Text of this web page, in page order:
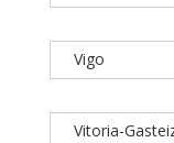
Vigo
Vitoria-